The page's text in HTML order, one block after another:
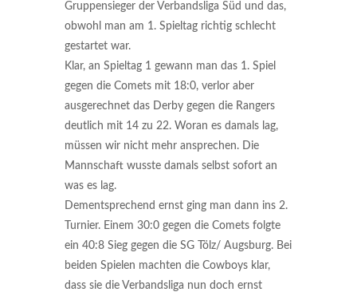
Gruppensieger der Verbandsliga Süd und das,
obwohl man am 1. Spieltag richtig schlecht
gestartet war.
Klar, an Spieltag 1 gewann man das 1. Spiel
gegen die Comets mit 18:0, verlor aber
ausgerechnet das Derby gegen die Rangers
deutlich mit 14 zu 22. Woran es damals lag,
müssen wir nicht mehr ansprechen. Die
Mannschaft wusste damals selbst sofort an
was es lag.
Dementsprechend ernst ging man dann ins 2.
Turnier. Einem 30:0 gegen die Comets folgte
ein 40:8 Sieg gegen die SG Tölz/ Augsburg. Bei
beiden Spielen machten die Cowboys klar,
dass sie die Verbandsliga nun doch ernst